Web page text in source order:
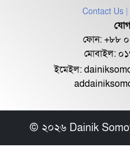
চলতি
দলীয়
Contact Us
ফোন: +৮৮
মোবাইল:
ইমেইল:
© ২০২৬ Dainik Somoy